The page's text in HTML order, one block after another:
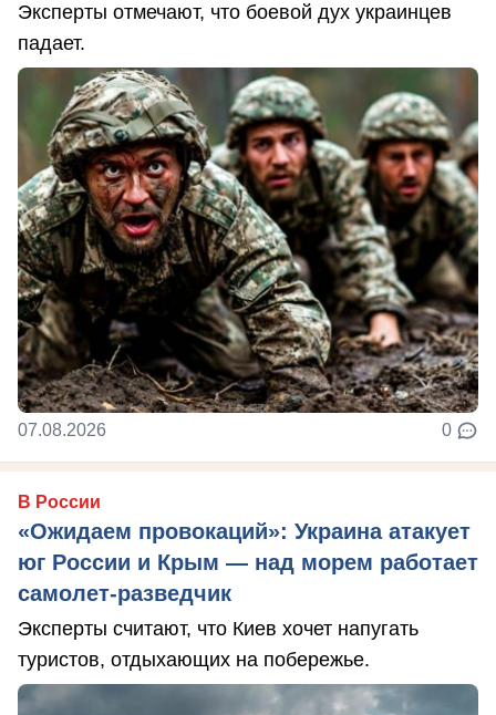
Эксперты отмечают, что боевой дух украинцев
падает.
07.08.2026 0
В России
«Ожидаем провокаций»: Украина атакует
юг России и Крым — над морем работает
самолет-разведчик
Эксперты считают, что Киев хочет напугать
туристов, отдыхающих на побережье.